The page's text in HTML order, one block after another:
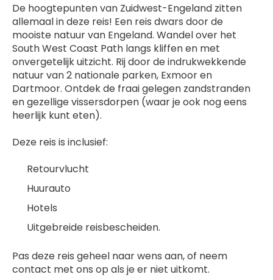
De hoogtepunten van Zuidwest-Engeland zitten
allemaal in deze reis! Een reis dwars door de
mooiste natuur van Engeland. Wandel over het
South West Coast Path langs kliffen en met
onvergetelijk uitzicht. Rij door de indrukwekkende
natuur van 2 nationale parken, Exmoor en
Dartmoor. Ontdek de fraai gelegen zandstranden
en gezellige vissersdorpen (waar je ook nog eens
heerlijk kunt eten).
Deze reis is inclusief:
Retourvlucht
Huurauto
Hotels
Uitgebreide reisbescheiden.
Pas deze reis geheel naar wens aan, of neem
contact met ons op als je er niet uitkomt.